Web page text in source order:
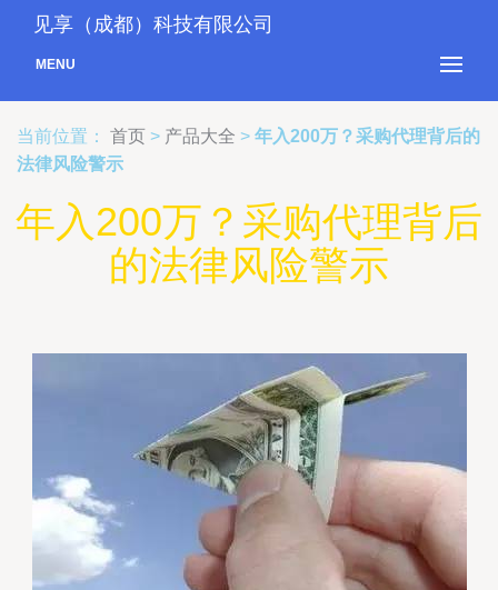
见享（成都）科技有限公司
MENU
当前位置： 首页 > 产品大全 > 年入200万？采购代理背后的
法律风险警示
年入200万？采购代理背后
的法律风险警示